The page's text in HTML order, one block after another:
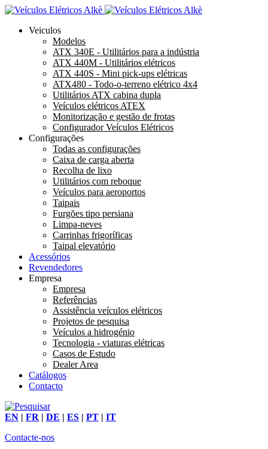
Veiculos
Modelos
ATX 340E - Utilitários para a indústria
ATX 440M - Utilitários elétricos
ATX 440S - Mini pick-ups elétricas
ATX480 - Todo-o-terreno elétrico 4x4
Utilitários ATX cabina dupla
Veículos elétricos ATEX
Monitorização e gestão de frotas
Configurador Veículos Elétricos
Configurações
Todas as configurações
Caixa de carga aberta
Recolha de lixo
Utilitários com reboque
Veículos para aeroportos
Taipais
Furgões tipo persiana
Limpa-neves
Carrinhas frigoríficas
Taipal elevatório
Acessórios
Revendedores
Empresa
Empresa
Referências
Assistência veículos elétricos
Projetos de pesquisa
Veículos a hidrogénio
Tecnologia - viaturas elétricas
Casos de Estudo
Dealer Area
Catálogos
Contacto
EN | FR | DE | ES | PT | IT
Contacte-nos